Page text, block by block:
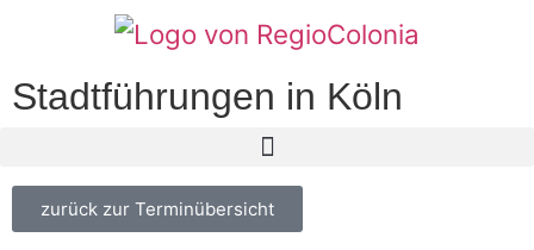
Stadtführungen in Köln
zurück zur Terminübersicht